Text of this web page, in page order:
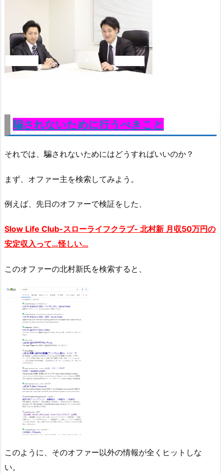
騙されないために行うべきこと
それでは、騙されないためにはどうすればいいのか？
まず、オファー主を検索してみよう。
例えば、先日のオファーで検証をした、
Slow Life Club-スローライフクラブ- 北村新 月収50万円の
安定収入って…怪しい…
このオファーの北村新氏を検索すると、
このように、そのオファー以外の情報が全くヒットしな
い。